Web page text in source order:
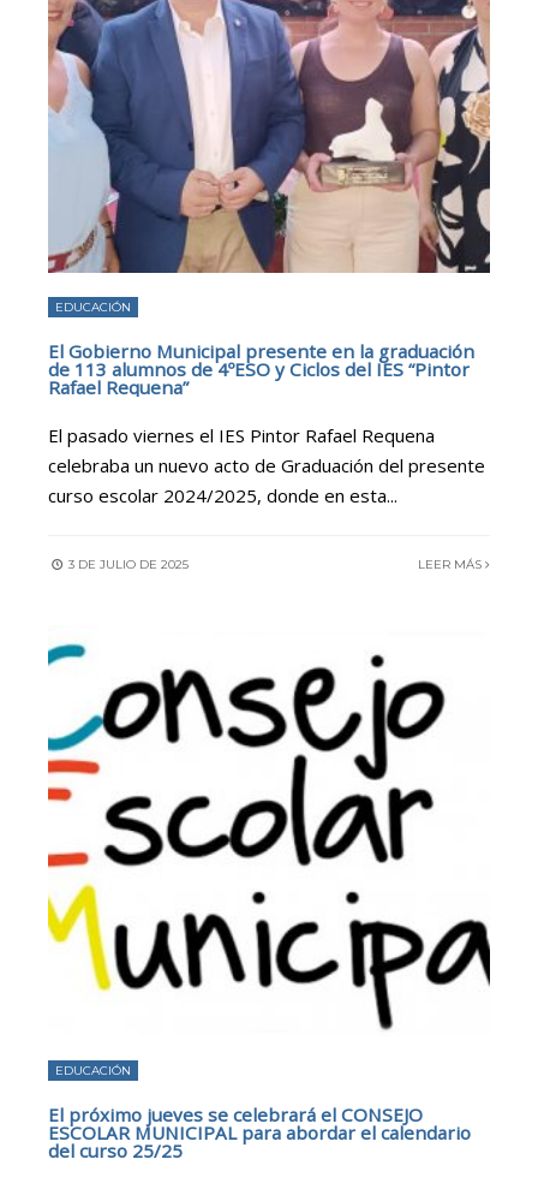
EDUCACIÓN
El Gobierno Municipal presente en la graduación
de 113 alumnos de 4ºESO y Ciclos del IES “Pintor
Rafael Requena”
El pasado viernes el IES Pintor Rafael Requena
celebraba un nuevo acto de Graduación del presente
curso escolar 2024/2025, donde en esta...
3 DE JULIO DE 2025 LEER MÁS
EDUCACIÓN
El próximo jueves se celebrará el CONSEJO
ESCOLAR MUNICIPAL para abordar el calendario
del curso 25/25